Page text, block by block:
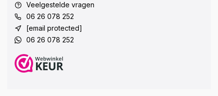
Veelgestelde vragen
06 26 078 252
[email protected]
06 26 078 252